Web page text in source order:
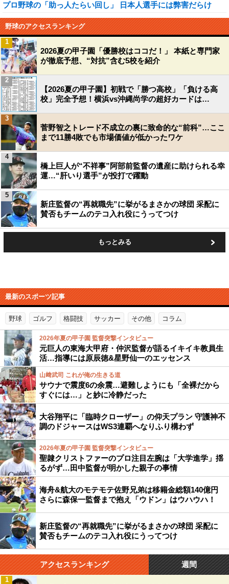
プロ野球の「助っ人たらい回し」 日本人選手には弊害だらけ
野球のアクセスランキング
2026夏の甲子園「優勝校はココだ！」 本紙と専門家
が徹底予想、“対抗”含む5校を紹介
1
【2026夏の甲子園】初戦で「勝つ高校」「負ける高
校」完全予想！横浜vs沖縄尚学の超好カードは…
2
菅野智之トレード不成立の裏に致命的な“前科”…ここ
まで11勝4敗でも市場価値が低かったワケ
3
橋上巨人が“不祥事”阿部前監督の遺産に助けられる幸
運…“肝いり選手”が投打で躍動
4
新庄監督の“再就職先”に挙がるまさかの球団 采配に
賛否もチームのテコ入れ役にうってつけ
5
もっとみる
最新のスポーツ記事
野球 ゴルフ 格闘技 サッカー その他 コラム
2026年夏の甲子園 監督突撃インタビュー
元巨人の東海大甲府・仲沢監督が語るイキイキ教員生
活…指導には原辰徳&星野仙一のエッセンス
山﨑武司 これが俺の生きる道
サウナで震度6の余震…避難しようにも「全裸だから
すぐには…」と妙に冷静だった
大谷翔平に「臨時クローザー」の仰天プラン 守護神不
調のドジャースはWS3連覇へなりふり構わず
2026年夏の甲子園 監督突撃インタビュー
聖隷クリストファーのプロ注目左腕は「大学進学」揺
るがず…田中監督が明かした親子の事情
海舟&航大のモテモテ佐野兄弟は移籍金総額140億円
さらに森保一監督まで抱え「ウドン」はウハウハ！
新庄監督の“再就職先”に挙がるまさかの球団 采配に
賛否もチームのテコ入れ役にうってつけ
アクセスランキング 週間
1